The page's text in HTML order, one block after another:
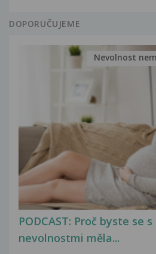
DOPORUČUJEME
PODCAST: Proč byste se
nevolnostmi měla...
Nevolnost